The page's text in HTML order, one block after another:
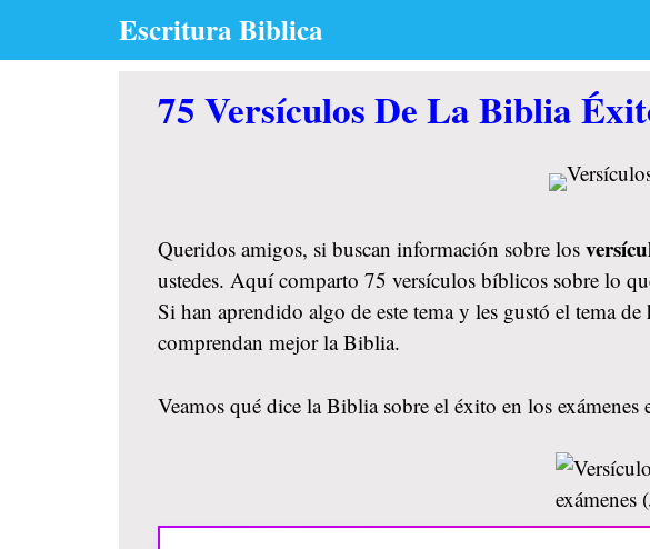
Escritura Biblica
75 Versículos De La Biblia
Queridos amigos, si buscan información sobre los
ustedes. Aquí comparto 75 versículos bíblicos sobre lo
Si han aprendido algo de este tema y les gustó el tema
comprendan mejor la Biblia.
Veamos qué dice la Biblia sobre el éxito en los exámenes